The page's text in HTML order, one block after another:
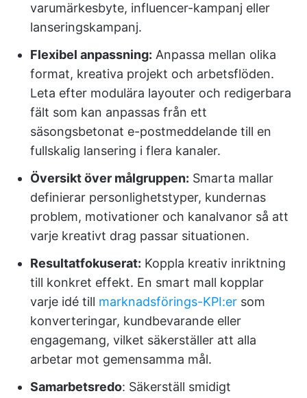
varumärkesbyte, influencer-kampanj eller
lanseringskampanj.
Flexibel anpassning: Anpassa mellan olika
format, kreativa projekt och arbetsflöden.
Leta efter modulära layouter och redigerbara
fält som kan anpassas från ett
säsongsbetonat e-postmeddelande till en
fullskalig lansering i flera kanaler.
Översikt över målgruppen: Smarta mallar
definierar personlighetstyper, kundernas
problem, motivationer och kanalvanor så att
varje kreativt drag passar situationen.
Resultatfokuserat: Koppla kreativ inriktning
till konkret effekt. En smart mall kopplar
varje idé till marknadsförings-KPI:er som
konverteringar, kundbevarande eller
engagemang, vilket säkerställer att alla
arbetar mot gemensamma mål.
Samarbetsredo: Säkerställ smidigt